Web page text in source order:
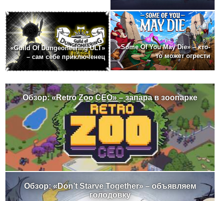
«Guild Of Dungeoneering ULT»
– сам себе приключенец
«Some Of You May Die» – кто-
то может огрести
Обзор: «Retro Zoo CEO» – запара в зоопарке
Обзор: «Don’t Starve Together» – объявляем
голодовку